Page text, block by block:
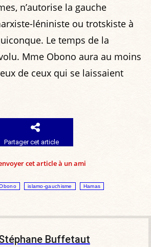
n’autorise la gauche
léniniste ou trotskiste à
Le temps de la
Mme Obono aura au moins
de ceux qui se laissaient
Partager cet article
cet article à un ami
islamo-gauchisme Hamas
Buffetaut